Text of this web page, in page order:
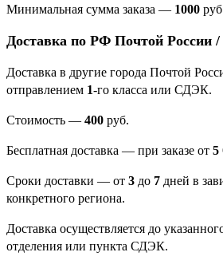
Минимальная сумма заказа — 1000
Доставка по РФ Почтой
Доставка в другие города Почтой
отправлением 1-го класса или СДЭК.
Стоимость — 400 руб.
Бесплатная доставка — при заказе от 5
Сроки доставки — от 3 до 7 дней в
конкретного региона.
Доставка осуществляется до
отделения или пункта СДЭК.